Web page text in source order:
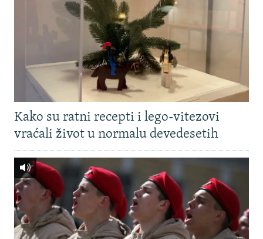
Kako su ratni recepti i lego-vitezovi
vraćali život u normalu devedesetih